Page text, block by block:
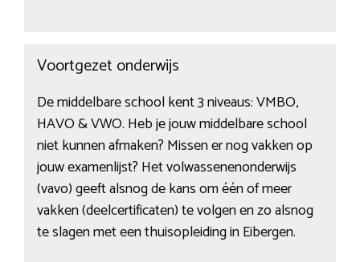
Voortgezet onderwijs
De middelbare school kent 3 niveaus: VMBO,
HAVO & VWO. Heb je jouw middelbare school
niet kunnen afmaken? Missen er nog vakken op
jouw examenlijst? Het volwassenenonderwijs
(vavo) geeft alsnog de kans om één of meer
vakken (deelcertificaten) te volgen en zo alsnog
te slagen met een thuisopleiding in Eibergen.